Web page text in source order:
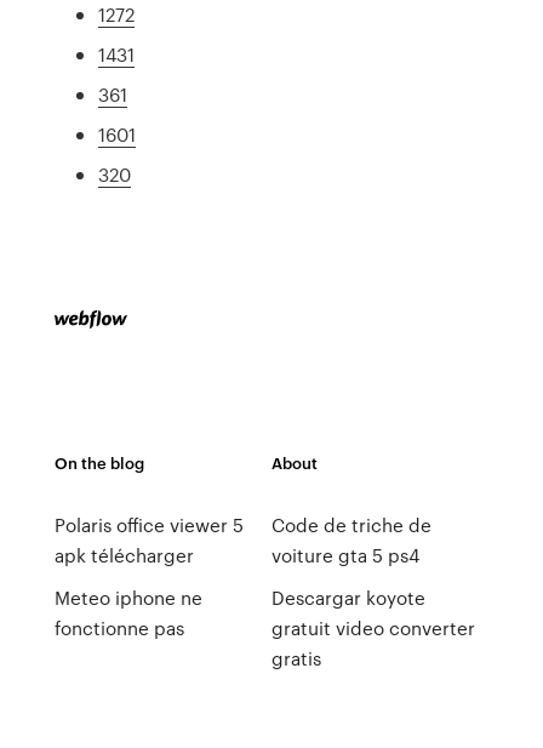
1272
1431
361
1601
320
On the blog
Polaris office viewer 5
apk télécharger
Meteo iphone ne
fonctionne pas
About
Code de triche de
voiture gta 5 ps4
Descargar koyote
gratuit video converter
gratis